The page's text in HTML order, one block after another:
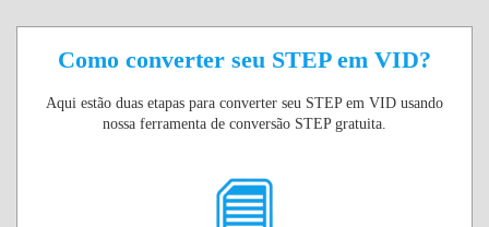
Como converter seu STEP em VID?
Aqui estão duas etapas para converter seu STEP em VID usando
nossa ferramenta de conversão STEP gratuita.